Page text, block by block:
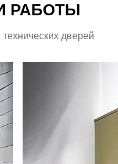
РАБОТЫ
дверей